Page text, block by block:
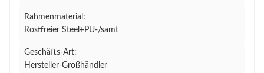
Rahmenmaterial:
Rostfreier Steel+PU-/samt
Geschäfts-Art:
Hersteller-Großhändler